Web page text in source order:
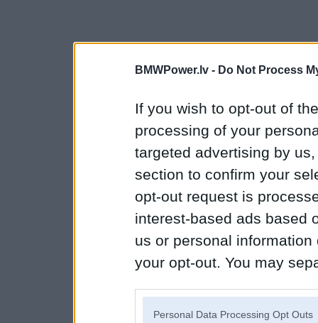
BMWPower.lv - Do Not Process
If you wish to opt-out of
processing of your
targeted advertising by
section to confirm your
opt-out request is
interest-based ads based
us or personal
your opt-out. You may
Personal Data Processing Opt Outs